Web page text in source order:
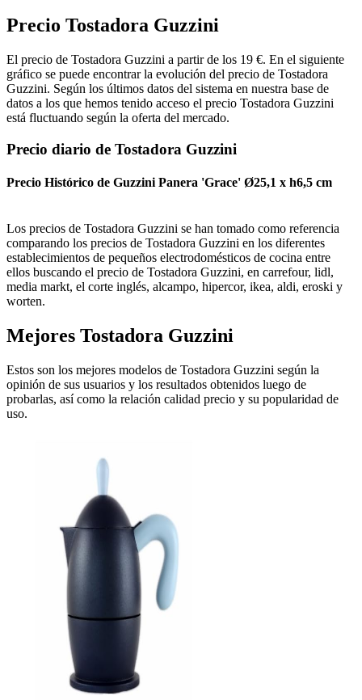
Precio Tostadora Guzzini
El precio de Tostadora Guzzini a partir de los 19 €. En el siguiente
gráfico se puede encontrar la evolución del precio de Tostadora
Guzzini. Según los últimos datos del sistema en nuestra base de
datos a los que hemos tenido acceso el precio Tostadora Guzzini
está fluctuando según la oferta del mercado.
Precio diario de Tostadora Guzzini
Precio Histórico de Guzzini Panera 'Grace' Ø25,1 x h6,5 cm
Los precios de Tostadora Guzzini se han tomado como referencia
comparando los precios de Tostadora Guzzini en los diferentes
establecimientos de pequeños electrodomésticos de cocina entre
ellos buscando el precio de Tostadora Guzzini, en carrefour, lidl,
media markt, el corte inglés, alcampo, hipercor, ikea, aldi, eroski y
worten.
Mejores Tostadora Guzzini
Estos son los mejores modelos de Tostadora Guzzini según la
opinión de sus usuarios y los resultados obtenidos luego de
probarlas, así como la relación calidad precio y su popularidad de
uso.